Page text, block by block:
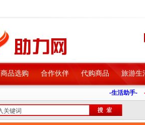
商品选购 合作伙伴 代购商品 旅游生
-生活助手-